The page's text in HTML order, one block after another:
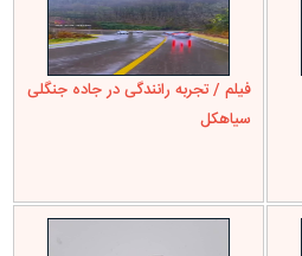
فیلم / تجربه رانندگی در جاده جنگلی
سیاهکل